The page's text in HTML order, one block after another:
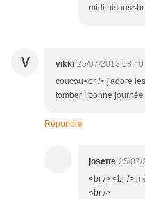
midi
V vikki 25/07/2013 08:40
coucou<br /> j'adore
tomber ! bonne
Répondre
josette 25/07/
<br /> <br />
<br />